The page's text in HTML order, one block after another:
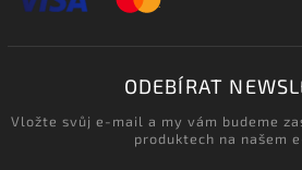
ODEBÍRAT
Vložte svůj e-mail a my vám budeme
produktech na našem